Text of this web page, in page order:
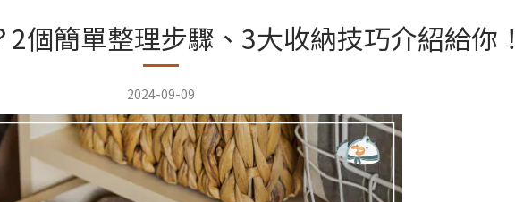
個簡單整理步驟、3大收納技巧介紹給你！
2024-09-09